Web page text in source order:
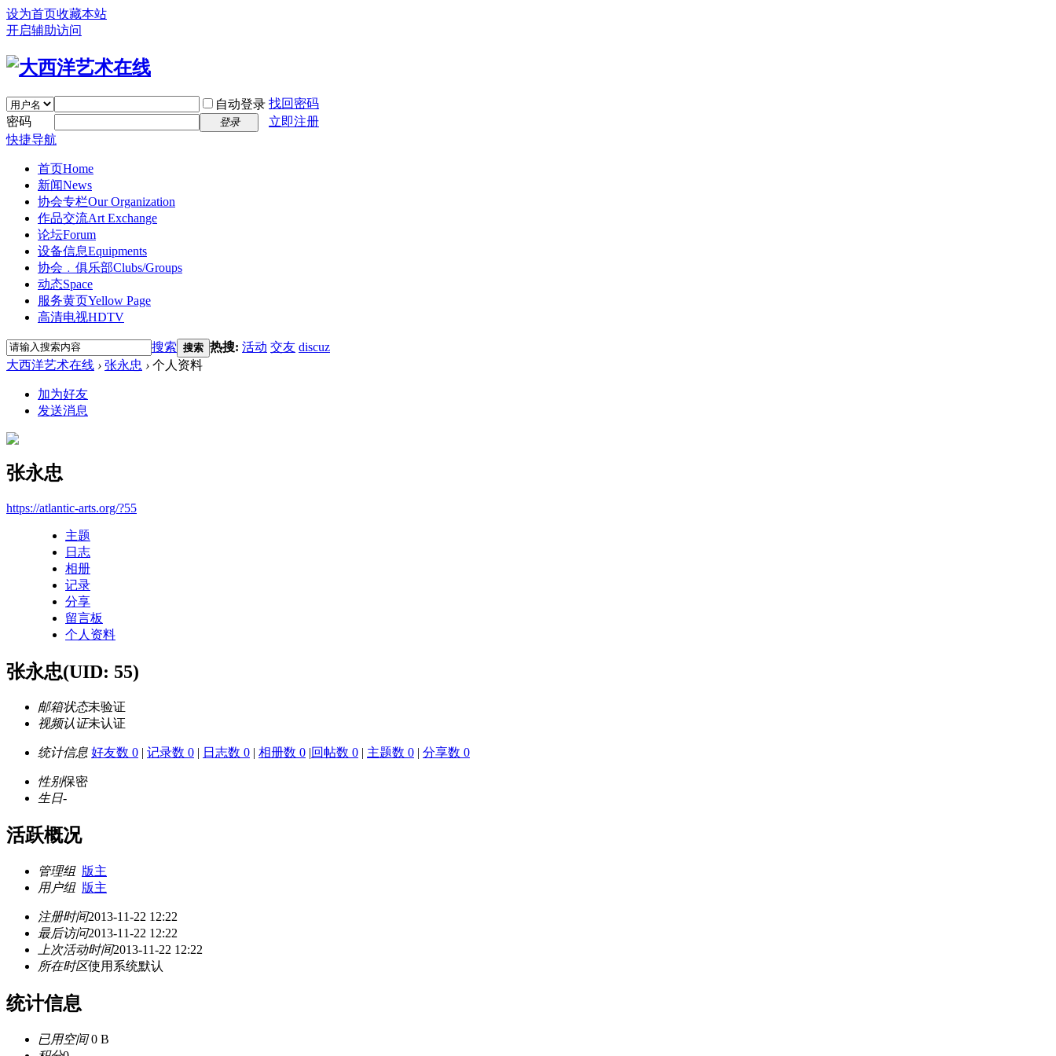
设为首页收藏本站
开启辅助访问
自动登录 找回密码
密码
登录
立即注册
快捷导航
首页Home
新闻News
协会专栏Our Organization
作品交流Art Exchange
论坛Forum
设备信息Equipments
协会﹒俱乐部Clubs/Groups
动态Space
服务黄页Yellow Page
高清电视HDTV
搜索 搜索 热搜: 活动 交友 discuz
大西洋艺术在线 › 张永忠 › 个人资料
加为好友
发送消息
张永忠
https://atlantic-arts.org/?55
主题
日志
相册
记录
分享
留言板
个人资料
张永忠(UID: 55)
邮箱状态未验证
视频认证未认证
统计信息 好友数 0 | 记录数 0 | 日志数 0 | 相册数 0 |回帖数 0 | 主题数 0 | 分享数 0
性别保密
生日-
活跃概况
管理组 版主
用户组 版主
注册时间2013-11-22 12:22
最后访问2013-11-22 12:22
上次活动时间2013-11-22 12:22
所在时区使用系统默认
统计信息
已用空间0 B